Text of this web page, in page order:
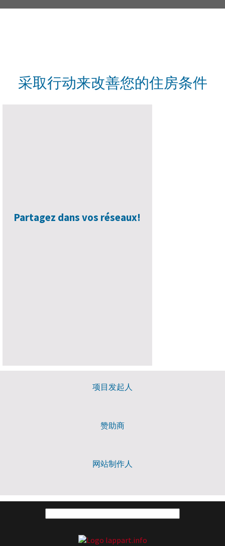
采取行动来改善您的住房条件
Partagez dans vos réseaux!
项目发起人
赞助商
网站制作人